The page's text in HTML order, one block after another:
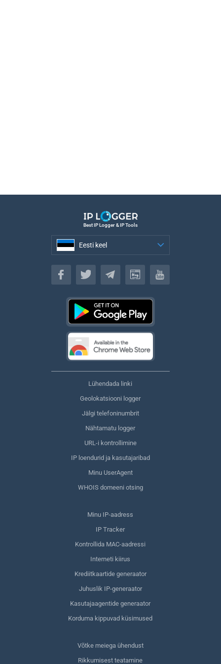
Best IP Logger & IP Tools
Eesti keel
Eesti keel
Lühendada linki
Geolokatsiooni logger
Jälgi telefoninumbrit
Nähtamatu logger
URL-i kontrollimine
IP loendurid ja kasutajaribad
Minu UserAgent
WHOIS domeeni otsing
Minu IP-aadress
IP Tracker
Kontrollida MAC-aadressi
Interneti kiirus
Krediitkaartide generaator
Juhuslik IP-generaator
Kasutajaagentide generaator
Korduma kippuvad küsimused
Võtke meiega ühendust
Rikkumisest teatamine